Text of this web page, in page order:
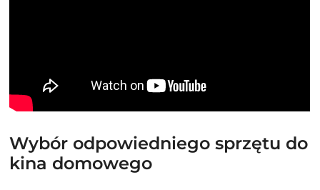
Wybór odpowiedniego sprzętu do
kina domowego